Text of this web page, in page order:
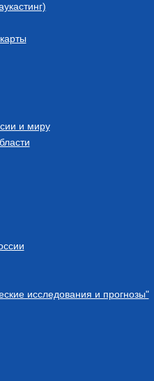
и миру
исследования и прогнозы"